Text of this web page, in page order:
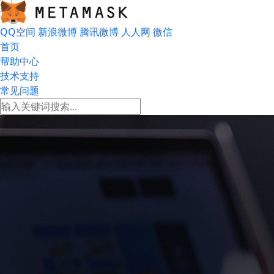
QQ空间 新浪微博 腾讯微博 人人网 微信
首页
帮助中心
技术支持
常见问题